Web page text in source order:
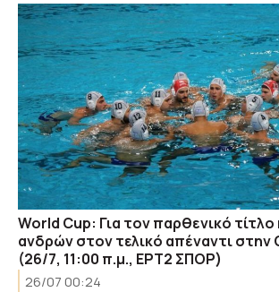
World Cup: Για τον παρθενικό
ανδρών στον τελικό απέναντι στην
(26/7, 11:00 π.μ., ΕΡΤ2 ΣΠΟΡ)
26/07 00:24